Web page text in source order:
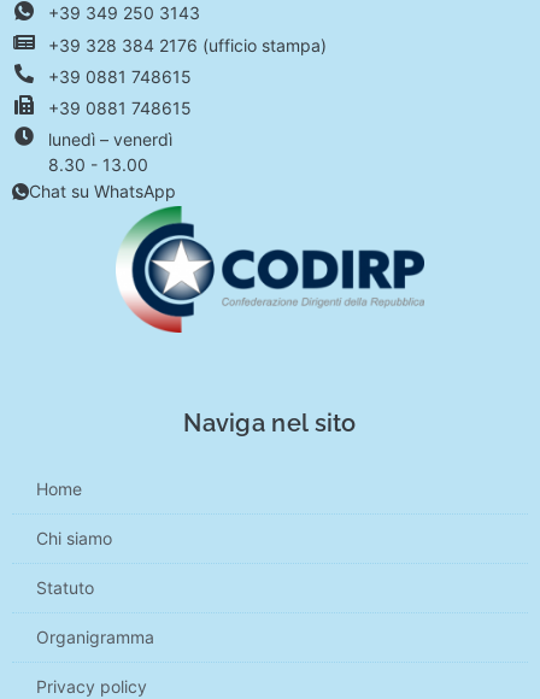
+39 349 250 3143
+39 328 384 2176 (ufficio stampa)
+39 0881 748615
+39 0881 748615
lunedì – venerdì
8.30 - 13.00
Chat su WhatsApp
Naviga nel sito
Home
Chi siamo
Statuto
Organigramma
Privacy policy